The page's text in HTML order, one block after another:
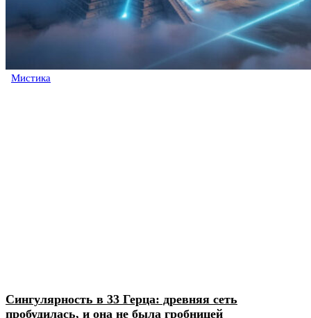
Мистика
Сингулярность в 33 Герца: древняя сеть
пробудилась, и она не была гробницей